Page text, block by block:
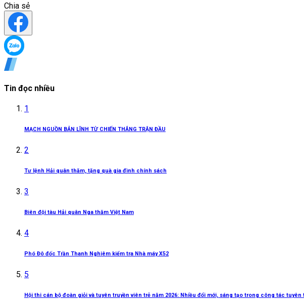
Chia sẻ
Tin đọc nhiều
1
MẠCH NGUỒN BẢN LĨNH TỪ CHIẾN THẮNG TRẬN ĐẦU
2
Tư lệnh Hải quân thăm, tặng quà gia đình chính sách
3
Biên đội tàu Hải quân Nga thăm Việt Nam
4
Phó Đô đốc Trần Thanh Nghiêm kiểm tra Nhà máy X52
5
Hội thi cán bộ đoàn giỏi và tuyên truyền viên trẻ năm 2026: Nhiều đổi mới, sáng tạo trong công tác tuyên